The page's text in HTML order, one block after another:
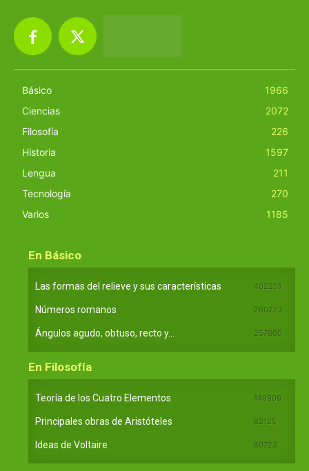
Básico
1966
Ciencias
2072
Filosofía
226
Historia
1597
Lengua
211
Tecnología
270
Varios
1185
En Básico
Las formas del relieve y sus características 402251
Números romanos 260223
Ángulos agudo, obtuso, recto y... 257660
En Filosofía
Teoría de los Cuatro Elementos 149909
Principales obras de Aristóteles 82125
Ideas de Voltaire 80723